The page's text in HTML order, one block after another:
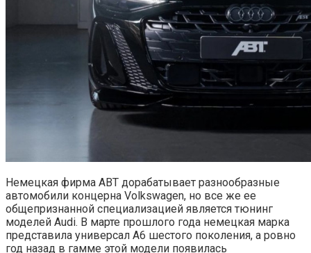
Немецкая фирма ABT дорабатывает разнообразные
автомобили концерна Volkswagen, но все же ее
общепризнанной специализацией является тюнинг
моделей Audi. В марте прошлого года немецкая марка
представила универсал A6 шестого поколения, а ровно
год назад в гамме этой модели появилась